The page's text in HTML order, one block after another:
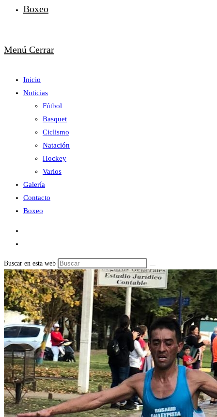
Boxeo
Menú Cerrar
Inicio
Noticias
Fútbol
Basquet
Ciclismo
Natación
Hockey
Varios
Galería
Contacto
Boxeo
Buscar en esta web